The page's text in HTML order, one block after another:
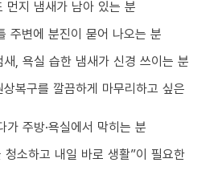
먼지 냄새가 남아 있는 분
주변에 분진이 묻어 나오는 분
, 욕실 습한 냄새가 신경 쓰이는 분
복구를 깔끔하게 마무리하고 싶은
가 주방·욕실에서 막히는 분
청소하고 내일 바로 생활”이 필요한